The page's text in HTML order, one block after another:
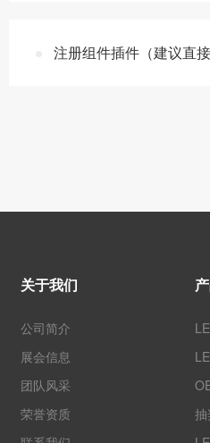
注册组件插件（建议直
关于我们
公司简介
展会信息
团队风采
荣誉资质